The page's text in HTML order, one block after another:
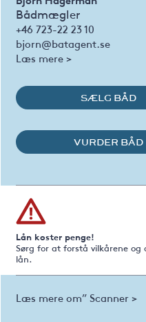
Bådmægler
+46 723-22 23 10
bjorn@batagent.se
Læs mere >
SÆLG BÅD
VURDER BÅD
Lån koster penge!
Sørg for at forstå vilkårene
lån.
Læs mere om” Scanner >